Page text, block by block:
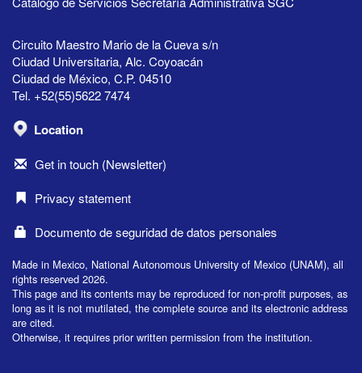
Circuito Maestro Mario de la Cueva s/n
Ciudad Universitaria, Alc. Coyoacán
Ciudad de México, C.P. 04510
Tel. +52(55)5622 7474
Location
Get in touch (Newsletter)
Privacy statement
Documento de seguridad de datos personales
Made in Mexico, National Autonomous University of Mexico (UNAM), all
rights reserved 2026.
This page and its contents may be reproduced for non-profit purposes, as
long as it is not mutilated, the complete source and its electronic address
are cited.
Otherwise, it requires prior written permission from the institution.